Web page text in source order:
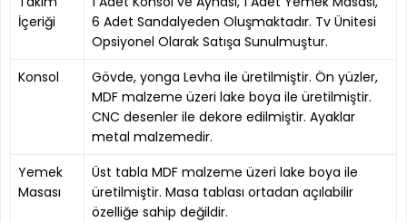
İçeriği
6 Adet Sandalyeden Oluşmaktadır. Tv Ünitesi
Opsiyonel Olarak Satışa Sunulmuştur.
Konsol
Gövde, yonga Levha ile üretilmiştir. Ön yüzler,
MDF malzeme üzeri lake boya ile üretilmiştir.
CNC desenler ile dekore edilmiştir. Ayaklar
metal malzemedir.
Yemek
Masası
Üst tabla MDF malzeme üzeri lake boya ile
üretilmiştir. Masa tablası ortadan açılabilir
özelliğe sahip değildir.